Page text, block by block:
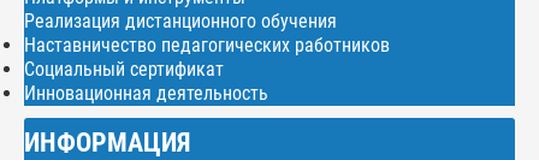
Реализация дистанционного обучения
Наставничество педагогических работников
Социальный сертификат
Инновационная деятельность
ИНФОРМАЦИЯ